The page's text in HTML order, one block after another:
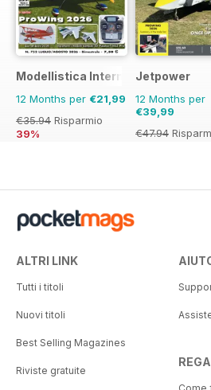
Modellistica International
12 Months per €21,99
€35.94 Risparmio
39%
Jetpower
12 Months per
€39,99
€47.94
ALTRI LINK
Tutti i titoli
Nuovi titoli
Best Selling Magazines
Riviste gratuite